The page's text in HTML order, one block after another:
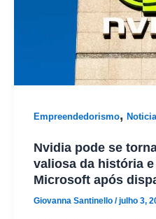
Empreendedorismo,
Nvidia pode se
valiosa da história
Microsoft após
Giovanna Santinello /julho 3,